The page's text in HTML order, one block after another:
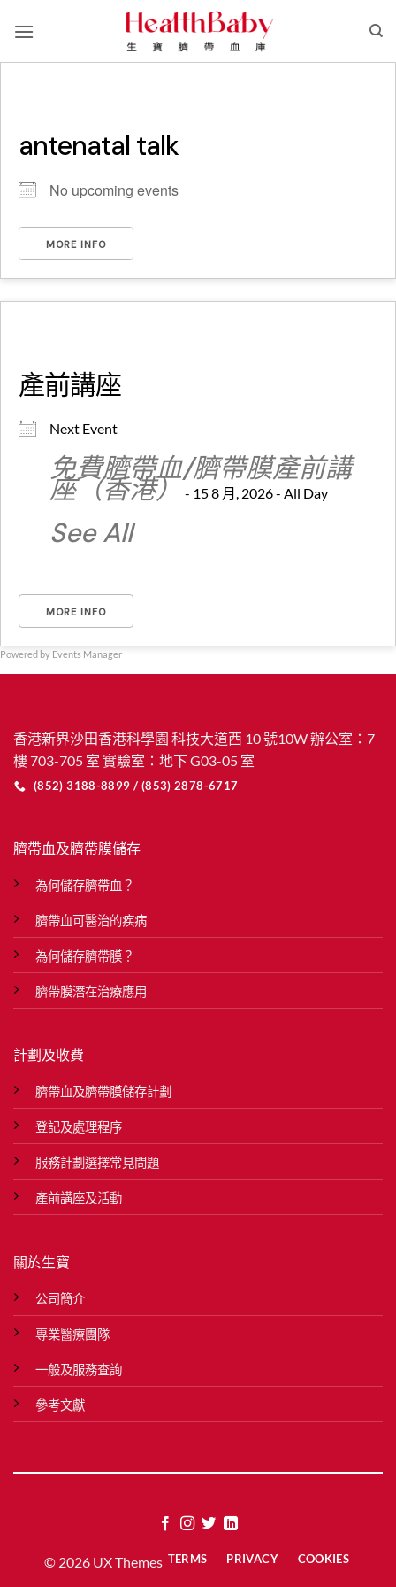
antenatal talk
No upcoming events
MORE INFO
產前講座
Next Event
免費臍帶血/臍帶膜產前講
座（香港） - 15 8 月, 2026 - All Day
See All
MORE INFO
Powered by Events Manager
香港新界沙田香港科學園 科技大道西 10 號10W 辦公室：7
樓 703-705 室 實驗室：地下 G03-05 室
(852) 3188-8899 / (853) 2878-6717
臍帶血及臍帶膜儲存
為何儲存臍帶血？
臍帶血可醫治的疾病
為何儲存臍帶膜？
臍帶膜潛在治療應用
計劃及收費
臍帶血及臍帶膜儲存計劃
登記及處理程序
服務計劃選擇常見問題
產前講座及活動
關於生寶
公司簡介
專業醫療團隊
一般及服務查詢
參考文獻
© 2026 UX Themes TERMS PRIVACY COOKIES